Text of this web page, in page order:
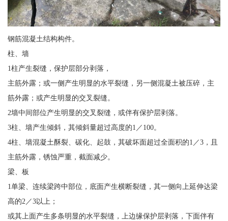
钢筋混凝土结构构件。
柱、墙
1柱产生裂缝，保护层部分剥落，
主筋外露；或一侧产生明显的水平裂缝，另一侧混凝土被压碎，主
筋外露；或产生明显的交叉裂缝。
2墙中间部位产生明显的交叉裂缝，或伴有保护层剥落。
3柱、墙产生倾斜，其倾斜量超过高度的1／100。
4柱、墙混凝土酥裂、碳化、起鼓，其破坏面超过全面积的1／3，且
主筋外露，锈蚀严重，截面减少。
梁、板
1单梁、连续梁跨中部位，底面产生横断裂缝，其一侧向上延伸达梁
高的2／3以上；
或其上面产生多条明显的水平裂缝，上边缘保护层剥落，下面伴有